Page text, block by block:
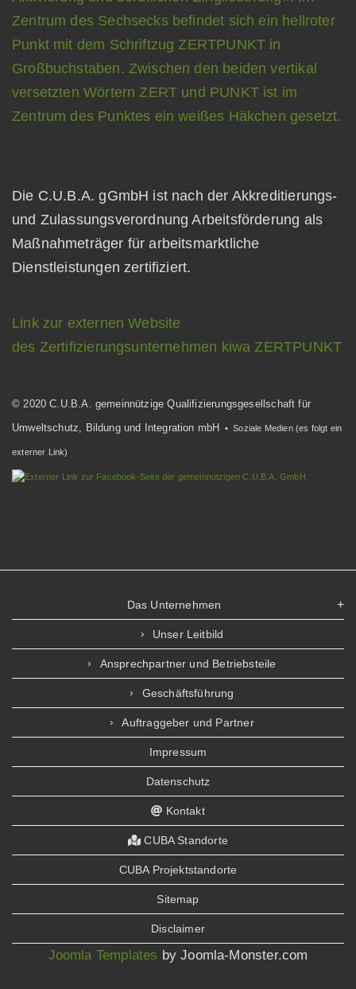
Die C.U.B.A. gGmbH ist nach der Akkreditierungs-
und Zulassungsverordnung Arbeitsförderung als
Maßnahmeträger für arbeitsmarktliche
Dienstleistungen zertifiziert.
Link zur externen Website
des Zertifizierungsunternehmen kiwa ZERTPUNKT
© 2020 C.U.B.A. gemeinnützige Qualifizierungsgesellschaft für
Umweltschutz, Bildung und Integration mbH
• Soziale Medien (es folgt ein
externer Link)
Das Unternehmen
Unser Leitbild
Ansprechpartner und Betriebsteile
Geschäftsführung
Auftraggeber und Partner
Impressum
Datenschutz
Kontakt
CUBA Standorte
CUBA Projektstandorte
Sitemap
Disclaimer
Joomla Templates by Joomla-Monster.com